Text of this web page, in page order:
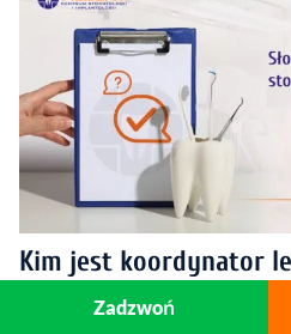
Kim jest koordynator
estetycznego?
Zadzwoń